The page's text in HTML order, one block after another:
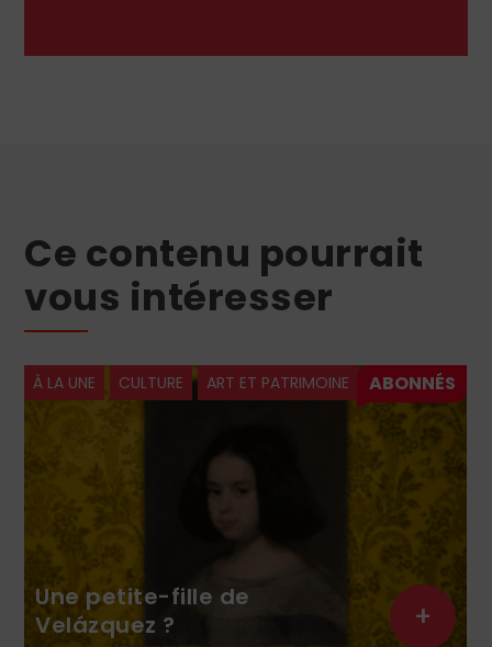
Ce contenu pourrait
vous intéresser
À LA UNE CULTURE ART ET PATRIMOINE
Une petite-fille de
Velázquez ?
+